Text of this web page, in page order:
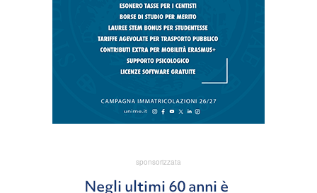
sponsorizzata